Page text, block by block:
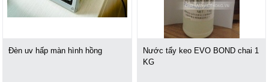
Đèn uv hấp màn hình hồng
Nước tẩy keo EVO BOND chai 1
KG